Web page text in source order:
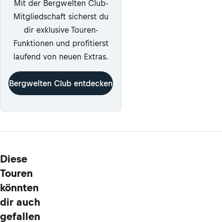
Mit der Bergwelten Club-
Mitgliedschaft sicherst du
dir exklusive Touren-
Funktionen und profitierst
laufend von neuen Extras.
Bergwelten Club entdecken
Diese
Touren
könnten
dir auch
gefallen